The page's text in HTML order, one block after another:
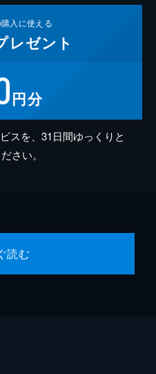
購入に使える
レゼント
円分
スを、31日間ゆっくりと
さい。
読む